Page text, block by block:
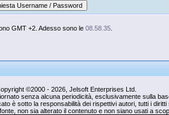
GMT +2. Adesso sono le 08.58.35.
©2000 - 2026, Jelsoft Enterprises Ltd.
senza alcuna periodicità, esclusivamente sulla
è sotto la responsabilità dei rispettivi autori, tutti i
non sia alterato il contenuto e non siano usati a